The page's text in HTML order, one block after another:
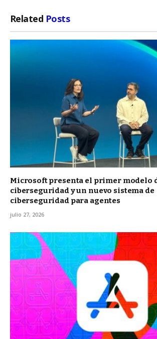
Related Posts
Microsoft presenta el primer modelo
ciberseguridad y un nuevo sistema de
ciberseguridad para agentes
julio 27, 2026